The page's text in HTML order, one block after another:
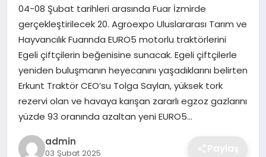
SPOR
EKONOMI
MAGAZIN
OTOMOBIL
TEKNOLOJI
04-08 Şubat tarihleri arasında Fuar İzmirde
gerçekleştirilecek 20. Agroexpo Uluslararası Tarım ve
Hayvancılık Fuarında EURO5 motorlu traktörlerini
Egeli çiftçilerin beğenisine sunacak. Egeli çiftçilerle
yeniden buluşmanın heyecanını yaşadıklarını belirten
Erkunt Traktör CEO’su Tolga Saylan, yüksek tork
rezervi olan ve havaya karışan zararlı egzoz gazlarını
yüzde 93 oranında azaltan yeni EURO5…
admin
03 Şubat 2025